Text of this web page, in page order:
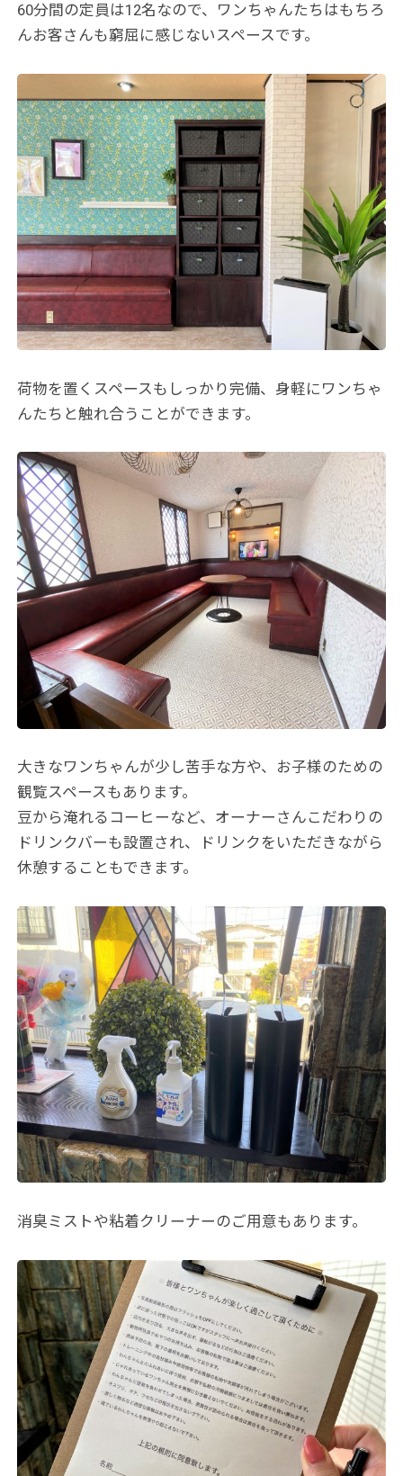
60分間の定員は12名なので、ワンちゃんたちはもちろ
んお客さんも窮屈に感じないスペースです。
荷物を置くスペースもしっかり完備、身軽にワンちゃ
んたちと触れ合うことができます。
大きなワンちゃんが少し苦手な方や、お子様のための
観覧スペースもあります。
豆から淹れるコーヒーなど、オーナーさんこだわりの
ドリンクバーも設置され、ドリンクをいただきながら
休憩することもできます。
消臭ミストや粘着クリーナーのご用意もあります。